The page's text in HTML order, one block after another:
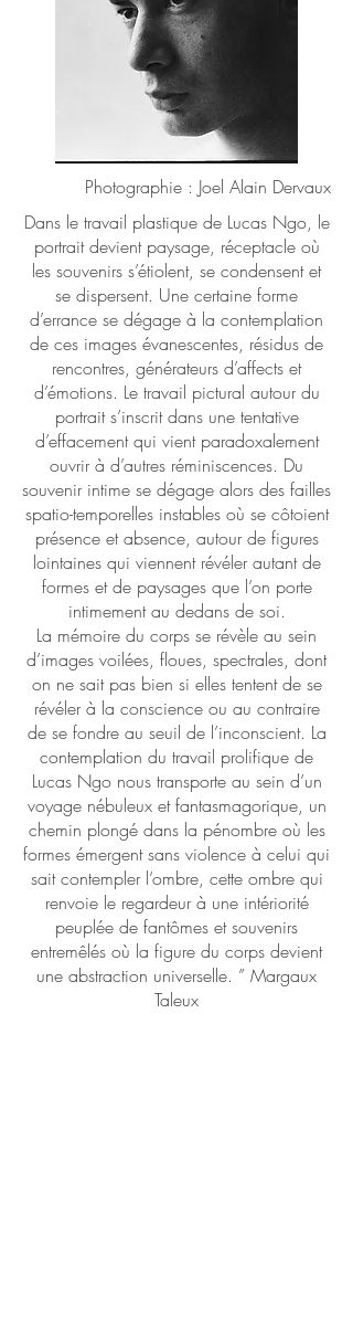
Photographie : Joel Alain Dervaux
Dans le travail plastique de Lucas Ngo, le
portrait devient paysage, réceptacle où
les souvenirs s’étiolent, se condensent et
se dispersent. Une certaine forme
d’errance se dégage à la contemplation
de ces images évanescentes, résidus de
rencontres, générateurs d’affects et
d’émotions. Le travail pictural autour du
portrait s’inscrit dans une tentative
d’effacement qui vient paradoxalement
ouvrir à d’autres réminiscences. Du
souvenir intime se dégage alors des failles
spatio-temporelles instables où se côtoient
présence et absence, autour de figures
lointaines qui viennent révéler autant de
formes et de paysages que l’on porte
intimement au dedans de soi.
La mémoire du corps se révèle au sein
d’images voilées, floues, spectrales, dont
on ne sait pas bien si elles tentent de se
révéler à la conscience ou au contraire
de se fondre au seuil de l’inconscient. La
contemplation du travail prolifique de
Lucas Ngo nous transporte au sein d’un
voyage nébuleux et fantasmagorique, un
chemin plongé dans la pénombre où les
formes émergent sans violence à celui qui
sait contempler l’ombre, cette ombre qui
renvoie le regardeur à une intériorité
peuplée de fantômes et souvenirs
entremêlés où la figure du corps devient
une abstraction universelle. ” Margaux
Taleux